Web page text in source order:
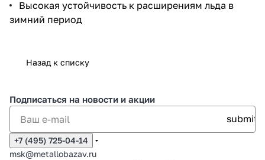
Высокая устойчивость к расширениям льда в
зимний период
Назад к списку
Подписаться на новости и акции
+7 (495) 725-04-14
msk@metallobazav.ru